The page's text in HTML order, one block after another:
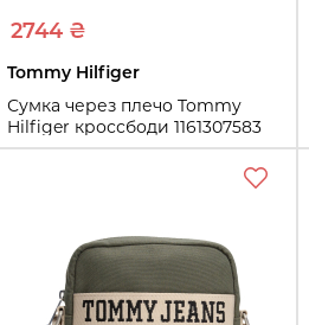
2744 ₴
Tommy Hilfiger
Сумка через плечо Tommy
Hilfiger кроссбоди 1161307583
Синий/Белый
Купить